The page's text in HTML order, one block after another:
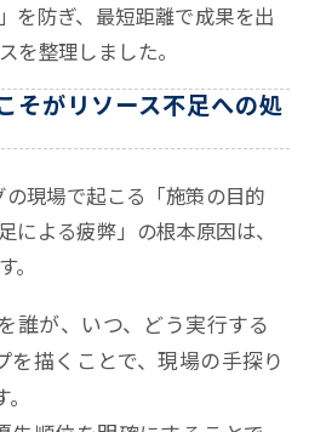
を防ぎ、最短距離で成果を出
を整理しました。
そがリソース不足への処
現場で起こる「施策の目的
による疲弊」の根本原因は、
誰が、いつ、どう実行する
を描くことで、現場の手探り